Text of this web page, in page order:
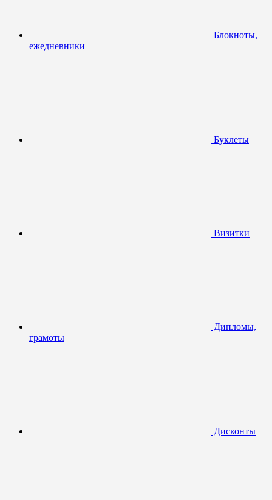
Блокноты,
ежедневники
Буклеты
Визитки
Дипломы,
грамоты
Дисконты